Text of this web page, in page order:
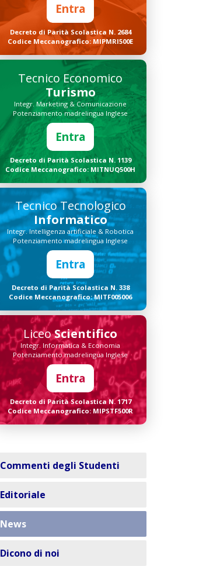
Entra
Decreto di Parità Scolastica N. 2684
Codice Meccanografico: MIPMRI500E
Tecnico Economico
Turismo
Integr. Marketing & Comunicazione
Potenziamento madrelingua Inglese
Entra
Decreto di Parità Scolastica N. 1139
Codice Meccanografico: MITNUQ500H
Tecnico Tecnologico
Informatico
Integr. Intelligenza artificiale & Robotica
Potenziamento madrelingua Inglese
Entra
Decreto di Parità Scolastica N. 338
Codice Meccanografico: MITF005006
LiceoScientifico
Integr. Informatica & Economia
Potenziamento madrelingua Inglese
Entra
Decreto di Parità Scolastica N. 1717
Codice Meccanografico: MIPSTF500R
Commenti degli Studenti
Editoriale
News
Dicono di noi